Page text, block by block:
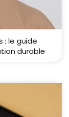
: le guide
durable